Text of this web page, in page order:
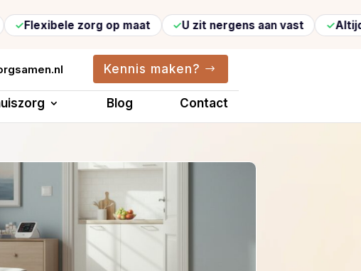
zorg op maat U zit nergens aan vast Altijd
Kennis maken?
Blog Contact